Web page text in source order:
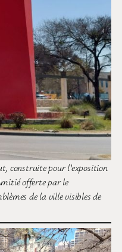
construite pour l’exposition
offerte par le
de la ville visibles de